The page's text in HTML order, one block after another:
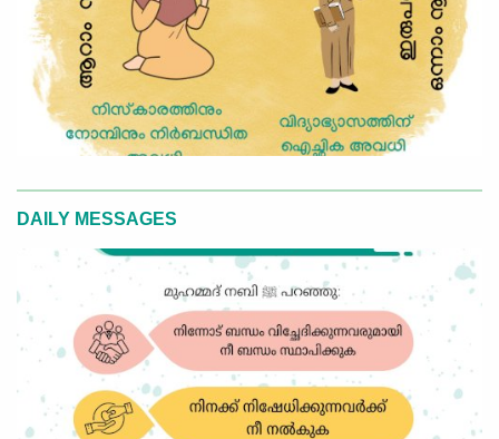
DAILY MESSAGES